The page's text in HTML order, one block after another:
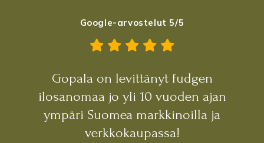
Google-arvostelut 5/5
Gopala on levittänyt fudgen
ilosanomaa jo yli 10 vuoden ajan
ympäri Suomea markkinoilla ja
verkkokaupassa!